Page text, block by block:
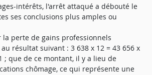
intérêts, l'arrêt attaqué a débouté le
ses conclusions plus amples ou
perte de gains professionnels
résultat suivant : 3 638 x 12 = 43 656 x
; que de ce montant, il y a lieu de
chômage, ce qui représente une